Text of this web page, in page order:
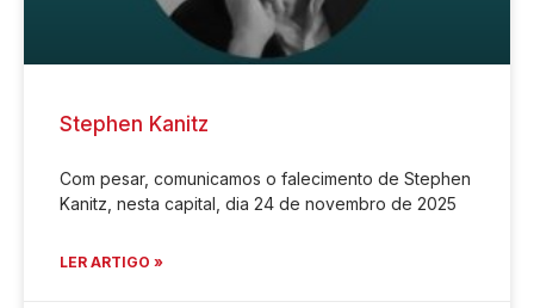
Stephen Kanitz
Com pesar, comunicamos o falecimento de Stephen
Kanitz, nesta capital, dia 24 de novembro de 2025
LER ARTIGO »